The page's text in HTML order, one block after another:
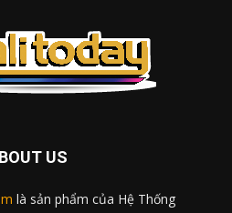
US
là sản phẩm của Hệ Thống